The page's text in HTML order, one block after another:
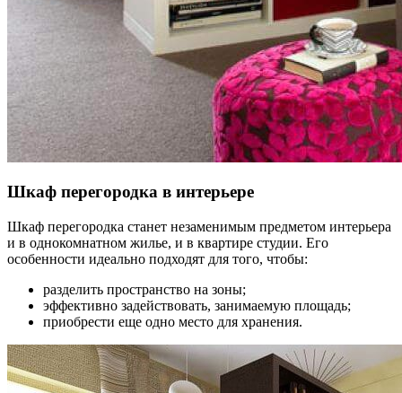
Шкаф перегородка в интерьере
Шкаф перегородка станет незаменимым предметом интерьера
и в однокомнатном жилье, и в квартире студии. Его
особенности идеально подходят для того, чтобы:
разделить пространство на зоны;
эффективно задействовать, занимаемую площадь;
приобрести еще одно место для хранения.